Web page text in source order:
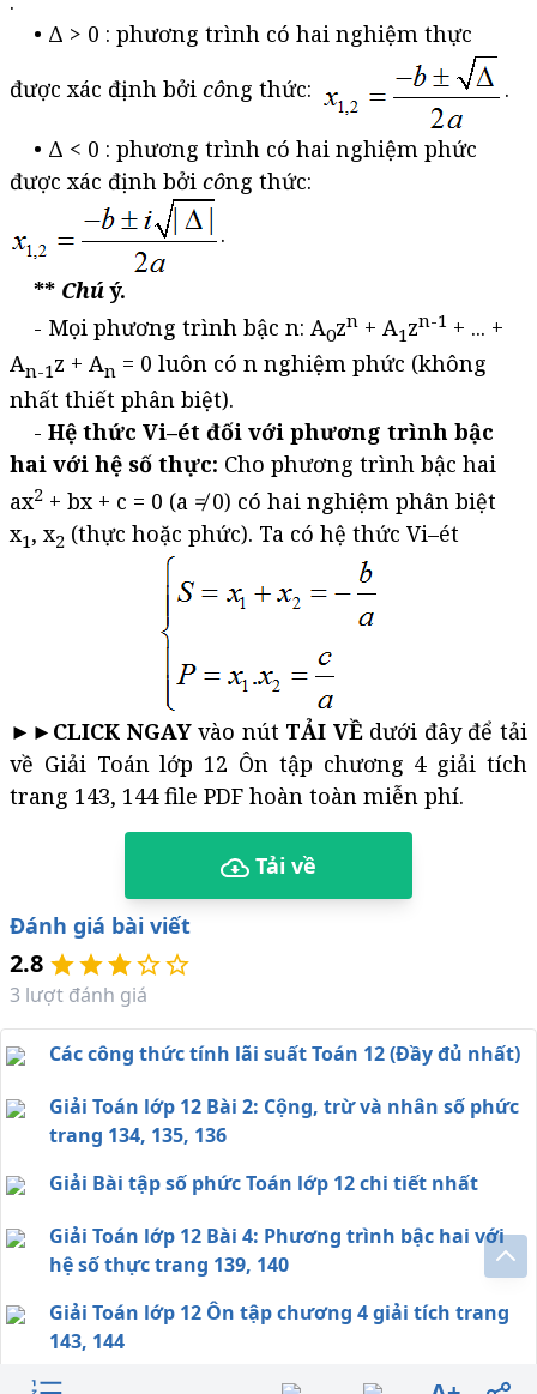
• Δ > 0 : phương trình có hai nghiệm thực
được xác định bởi công thức: .
• Δ < 0 : phương trình có hai nghiệm phức
được xác định bởi công thức:
.
** Chúý.
- Mọi phương trình bậc n: A0zn + A1zn-1 + ... +
An-1z + An = 0 luôn có n nghiệm phức (không
nhất thiết phân biệt).
- Hệ thức Vi–ét đối với phương trình bậc
hai với hệ số thực: Cho phương trình bậc hai
ax2 + bx + c = 0 (a ≠ 0) có hai nghiệm phân biệt
x1, x2 (thực hoặc phức). Ta có hệ thức Vi–ét
►► CLICK NGAYvào nút TẢI VỀdưới đây để tải
về Giải Toán lớp 12 Ôn tập chương 4 giải tích
trang 143, 144 file PDF hoàn toàn miễn phí.
Tải về
Đánh giá bài viết
2.8
3 lượt đánh giá
Các công thức tính lãi suất Toán 12 (Đầy đủ nhất)
Giải Toán lớp 12 Bài 2: Cộng, trừ và nhân số phức
trang 134, 135, 136
Giải Bài tập số phức Toán lớp 12 chi tiết nhất
Giải Toán lớp 12 Bài 4: Phương trình bậc hai với
hệ số thực trang 139, 140
Giải Toán lớp 12 Ôn tập chương 4 giải tích trang
143, 144